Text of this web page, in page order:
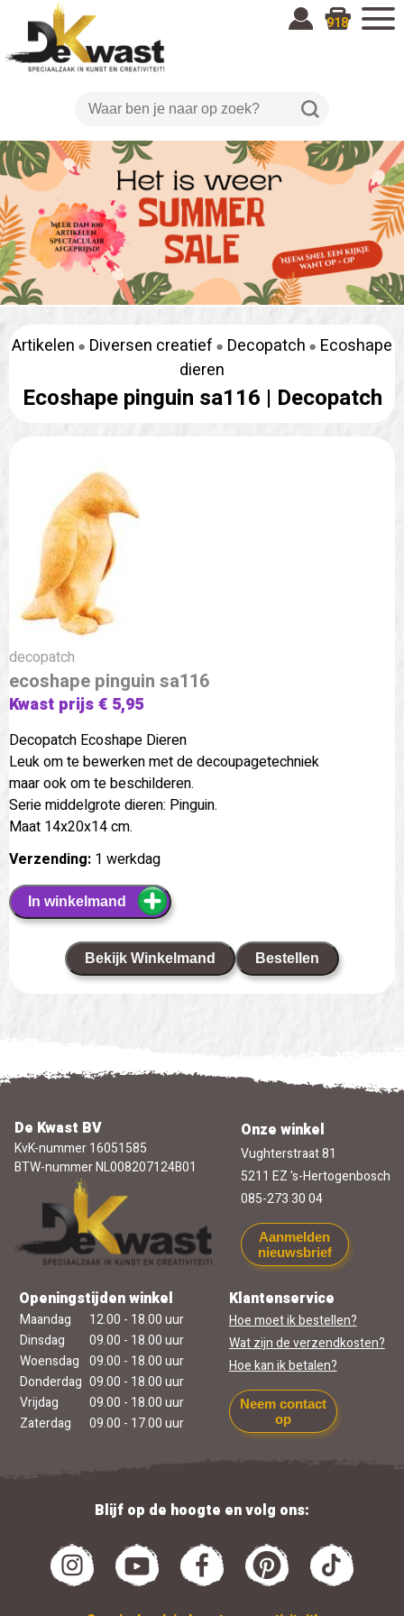
918
Artikelen Diversen creatief Decopatch
Ecoshape
dieren
Ecoshape pinguin sa116 | Decopatch
decopatch
ecoshape pinguin sa116
Kwast prijs € 5,95
Decopatch Ecoshape Dieren
Leuk om te bewerken met de decoupagetechniek
maar ook om te beschilderen.
Serie middelgrote dieren: Pinguin.
Maat 14x20x14 cm.
Verzending: 1 werkdag
In winkelmand
Bekijk Winkelmand Bestellen
De Kwast BV
KvK-nummer 16051585
BTW-nummer NL008207124B01
Onze winkel
Vughterstraat 81
5211 EZ 's-Hertogenbosch
085-273 30 04
Aanmelden
nieuwsbrief
Openingstijden winkel
Maandag
12.00 - 18.00 uur
Dinsdag
09.00 - 18.00 uur
Woensdag 09.00 - 18.00 uur
Donderdag 09.00 - 18.00 uur
Vrijdag
09.00 - 18.00 uur
Zaterdag
09.00 - 17.00 uur
Klantenservice
Hoe moet ik bestellen?
Wat zijn de verzendkosten?
Hoe kan ik betalen?
Neem contact
op
Blijf op de hoogte en volg ons: